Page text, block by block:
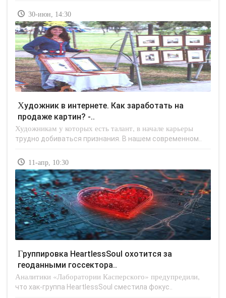
30-июн, 14:30
Художник в интернете. Как заработать на
продаже картин? -..
Художникам у которых есть талант, в начале карьеры
трудно добиваться признания. В нашем современном..
11-апр, 10:30
Группировка HeartlessSoul охотится за
геоданными госсектора..
Аналитики «Лаборатории Касперского» предупредили,
что хак-группа HeartlessSoul сместила фокус..